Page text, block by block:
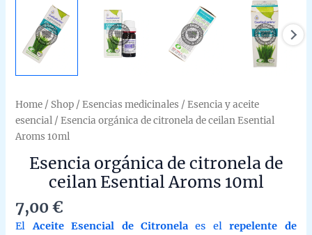
Home / Shop /Esencias medicinales /Esencia y aceite
esencial / Esencia orgánica de citronela de ceilan Esential
Aroms 10ml
Esencia orgánica de citronela de
ceilan Esential Aroms 10ml
7,00€
ElAceite Esencial de Citronela es elrepelente de